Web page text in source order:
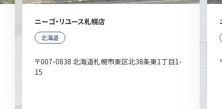
ニーゴ・リユース札幌店
北海道
〒007-0838 北海道札幌市東区北38条東1丁目1-
15